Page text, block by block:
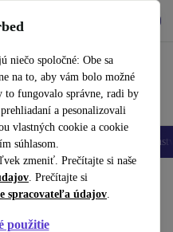
niečo spoločné: Obe sa
na to, aby vám bolo možné
to fungovalo správne, radi by
a pesonalizovali
vlastných cookie a cookie
súhlasom.
zmeniť. Prečítajte si naše
. Prečítajte si
spracovateľa údajov.
použitie
Inteligentné hodinky